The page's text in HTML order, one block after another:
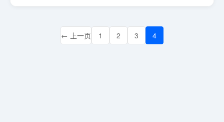
← 上一页 1 2 3 4